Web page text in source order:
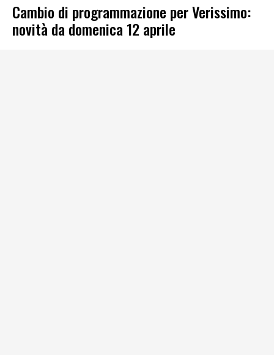
Cambio di programmazione per Verissimo:
novità da domenica 12 aprile